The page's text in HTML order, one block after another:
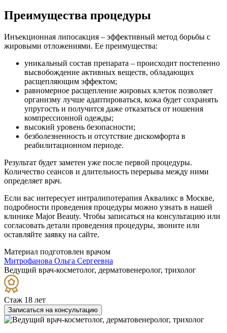
Преимущества процедуры
Инъекционная липосакция – эффективный метод борьбы с
жировыми отложениями. Ее преимущества:
уникальный состав препарата – происходит постепенно
высвобождение активных веществ, обладающих
расщепляющим эффектом;
равномерное расщепление жировых клеток позволяет
организму лучше адаптироваться, кожа будет сохранять
упругость и получится даже отказаться от ношения
компрессионной одежды;
высокий уровень безопасности;
безболезненность и отсутствие дискомфорта в
реабилитационном периоде.
Результат будет заметен уже после первой процедуры.
Количество сеансов и длительность перерыва между ними
определяет врач.
Если вас интересует интралипотерапия Акваликс в Москве,
подробности проведения процедуры можно узнать в нашей
клинике Major Beauty. Чтобы записаться на консультацию или
согласовать детали проведения процедуры, звоните или
оставляйте заявку на сайте.
Материал подготовлен врачом
Митрофанова Ольга Сергеевна
Ведущий врач-косметолог, дерматовенеролог, трихолог
Стаж 18 лет
Записаться на консультацию